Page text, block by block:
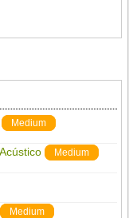
Medium
Medium
Medium